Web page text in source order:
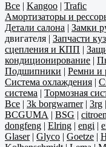
Все | Kangoo | Trafic
Амортизаторы и
Детали салона | Замки
двигателя | Запчасти
сцепления и КПП |
кондиционирование |
Подшипники | Ремни и
Система охлаждения |
система | Тормозная
Все | 3k borgwarner| 3rg |
BCGUMA | BSG |
dongfeng | Elring | engi |
Glaser| Glyco | Goetze |